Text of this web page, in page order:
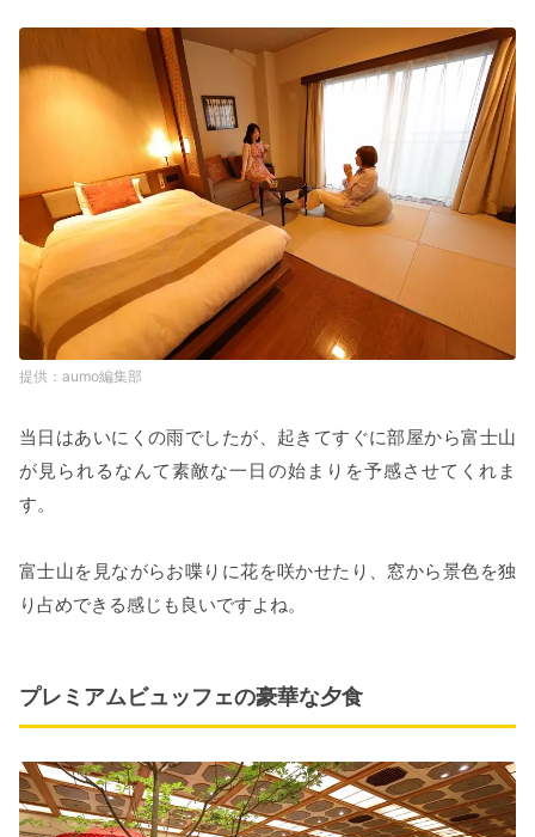
aumo編集部
当日はあいにくの雨でしたが、起きてすぐに部屋から富士山
が見られるなんて素敵な一日の始まりを予感させてくれま
す。
富士山を見ながらお喋りに花を咲かせたり、窓から景色を独
り占めできる感じも良いですよね。
プレミアムビュッフェの豪華な夕食